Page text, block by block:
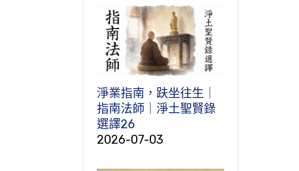
淨業指南，趺坐往生｜
指南法師｜淨土聖賢錄
選譯26
2026-07-03